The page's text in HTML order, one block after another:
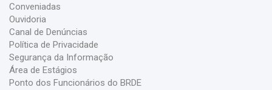
Conveniadas
Ouvidoria
Canal de Denúncias
Política de Privacidade
Segurança da Informação
Área de Estágios
Ponto dos Funcionários do BRDE